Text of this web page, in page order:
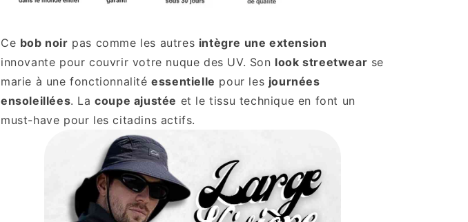
Ce bob noir pas comme les autres intègre une extension
innovante pour couvrir votre nuque des UV. Son look streetwear se
marie à une fonctionnalitéessentielle pour les journées
ensoleillées. Lacoupe ajustée et le tissu technique en font un
must-have pour les citadins actifs.